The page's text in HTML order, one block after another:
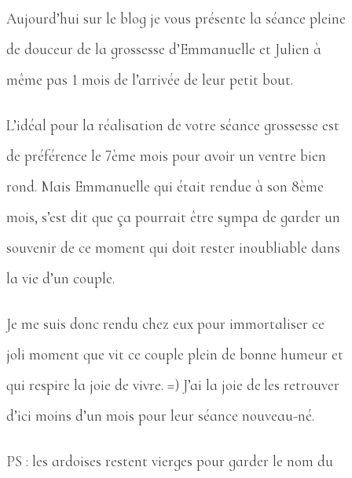
Aujourd’hui sur le blog je vous présente la séance pleine
de douceur de la grossesse d’Emmanuelle et Julien à
même pas 1 mois de l’arrivée de leur petit bout.
L’idéal pour la réalisation de votre séance grossesse est
de préférence le 7ème mois pour avoir un ventre bien
rond. Mais Emmanuelle qui était rendue à son 8ème
mois, s’est dit que ça pourrait être sympa de garder un
souvenir de ce moment qui doit rester inoubliable dans
la vie d’un couple.
Je me suis donc rendu chez eux pour immortaliser ce
joli moment que vit ce couple plein de bonne humeur et
qui respire la joie de vivre. =) J’ai la joie de les retrouver
d’ici moins d’un mois pour leur séance nouveau-né.
PS : les ardoises restent vierges pour garder le nom du